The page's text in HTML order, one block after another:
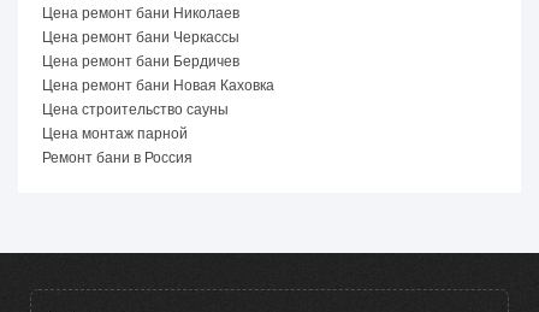
Цена ремонт бани Николаев
Цена ремонт бани Черкассы
Цена ремонт бани Бердичев
Цена ремонт бани Новая Каховка
Цена строительство сауны
Цена монтаж парной
Ремонт бани в Россия